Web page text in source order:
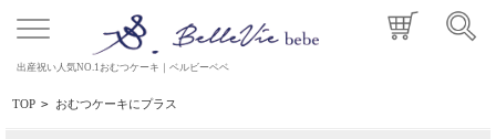
出産祝い人気NO.1おむつケーキ｜ベルビーベベ
TOP > おむつケーキにプラス